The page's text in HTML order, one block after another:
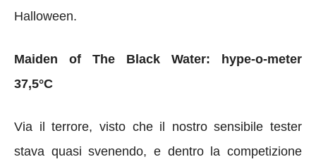
Halloween.
Maiden of The Black Water: hype-o-meter
37,5°C
Via il terrore, visto che il nostro sensibile tester
stava quasi svenendo, e dentro la competizione